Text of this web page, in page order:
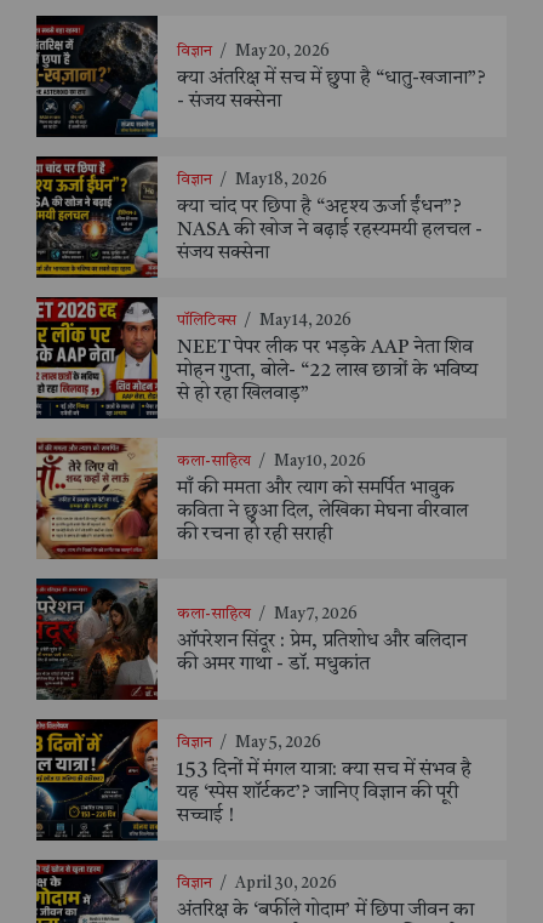
विज्ञान / May 20, 2026
क्या अंतरिक्ष में सच में छुपा है “धातु-खजाना”?
- संजय सक्सेना
विज्ञान / May 18, 2026
क्या चांद पर छिपा है “अदृश्य ऊर्जा ईंधन”?
NASA की खोज ने बढ़ाई रहस्यमयी हलचल -
संजय सक्सेना
पॉलिटिक्स / May 14, 2026
NEET पेपर लीक पर भड़के AAP नेता शिव
मोहन गुप्ता, बोले- “22 लाख छात्रों के भविष्य
से हो रहा खिलवाड़”
कला-साहित्य / May 10, 2026
माँ की ममता और त्याग को समर्पित भावुक
कविता ने छुआ दिल, लेखिका मेघना वीरवाल
की रचना हो रही सराही
कला-साहित्य / May 7, 2026
ऑपरेशन सिंदूर : प्रेम, प्रतिशोध और बलिदान
की अमर गाथा - डॉ. मधुकांत
विज्ञान / May 5, 2026
153 दिनों में मंगल यात्रा: क्या सच में संभव है
यह ‘स्पेस शॉर्टकट’? जानिए विज्ञान की पूरी
सच्चाई !
विज्ञान / April 30, 2026
अंतरिक्ष के ‘बर्फीले गोदाम’ में छिपा जीवन का